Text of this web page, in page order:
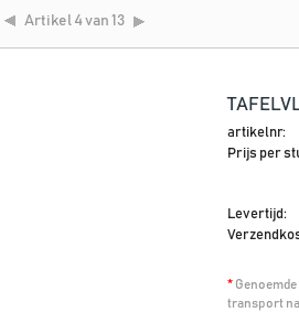
Artikel 4 van 13
artikelnr:
Prijs per
Levertijd:
*
transport